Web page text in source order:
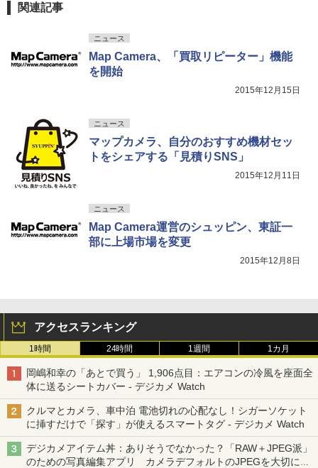
関連記事
ニュース
Map Camera、「買取リピーター」機能
を開始
2015年12月15日
ニュース
マップカメラ、自分のおすすめ機材セッ
トをシェアする「見積りSNS」
2015年12月11日
ニュース
Map Camera運営のシュッピン、東証一
部に上場市場を変更
2015年12月8日
アクセスランキング
1時間 24時間 1週間 1カ月
岡嶋和幸の「あとで買う」 1,906点目：エアコンの冷風を座面全
体に送るシートカバー - デジカメ Watch
クルマとカメラ、車中泊 電池切れの心配なし！シガーソケット
に挿すだけで「探す」が使えるスマートタグ - デジカメ Watch
デジカメアイテム丼：ありそうでなかった？「RAW＋JPEG派」
のための写真編集アプリ カメラデフォルトのJPEGを大切にす